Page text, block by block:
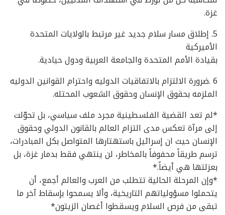
غزة.
5. إطلاق مسار سلام جديد غير مرتبط بالولايات المتحدة
الأميركية
بقيادة الأمم المتحدة والجامعة العربية ودول حيادية.
6 .ضرورة الالتزام بالاتفاقيات الدوليه واحترام القوانين الدوليه
الملزمه بحقوق الإنسان وحقوق الشعوب المحتله.
*لم تعد القضية الفلسطينية مجرد ملف سياسي، بل تحوّلت
إلى مرآة تعكس مدى التزام العالم بالقانون الدولي وحقوق
الإنسان حيث ان إسرائيل باستهتارها المتواصل بكل المبادرات،
ترسم طريقاً محفوفاً بالمخاطر، لن ينتهي فقط بدمار غزة، بل
بعزلتها هي أيضاً.*
*وإن المرحلة الحالية تتطلب من العرب والعالم أجمع، أن
يتحملوا مسؤولياتهم التاريخية، وألا يسمحوا بإسقاط آخر ما
تبقى من فرص السلام ويسقطوا أغصان الزيتون*